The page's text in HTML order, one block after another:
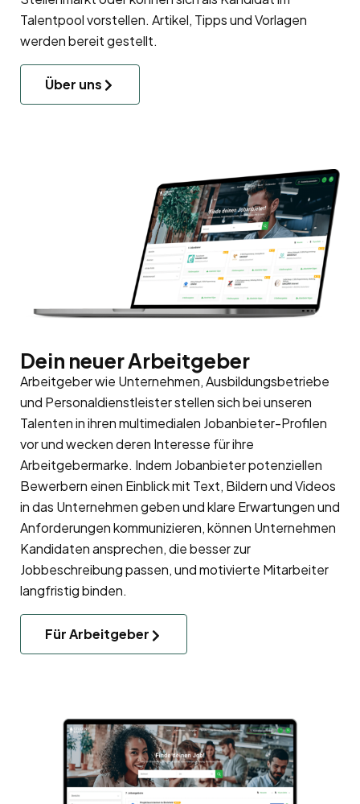
Talentpoolvorstellen. Artikel, Tipps und Vorlagen
werden bereit gestellt.
Über uns
Dein neuer Arbeitgeber
Arbeitgeber wie Unternehmen, Ausbildungsbetriebe
und Personaldienstleister stellen sich bei unseren
Talenten in ihren multimedialen Jobanbieter-Profilen
vor und wecken deren Interesse für ihre
Arbeitgebermarke. Indem Jobanbieter potenziellen
Bewerbern einen Einblick mit Text, Bildern und Videos
in das Unternehmen geben und klare Erwartungen und
Anforderungen kommunizieren, können Unternehmen
Kandidaten ansprechen, die besser zur
Jobbeschreibung passen, und motivierte Mitarbeiter
langfristig binden.
Für Arbeitgeber